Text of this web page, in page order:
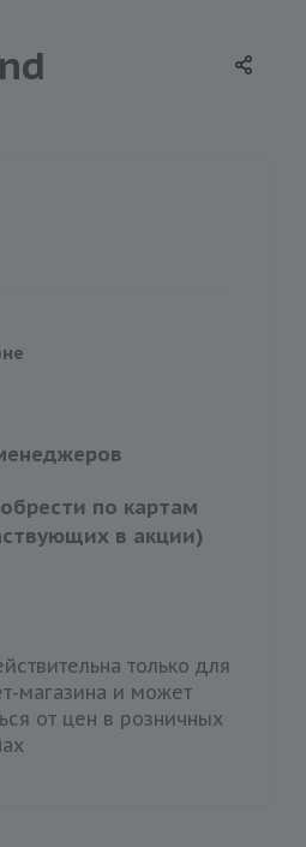
по картам
в акции)
только для
магазина и может
от цен в розничных